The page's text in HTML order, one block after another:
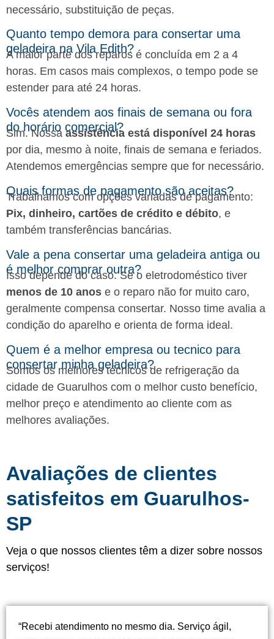
necessário, substituição de peças.
Quanto tempo demora para consertar uma
geladeira na Vila Edith?
A maior parte dos reparos é concluída em 2 a 4
horas. Em casos mais complexos, o tempo pode se
estender para até 24 horas.
Vocês atendem aos finais de semana ou fora
do horário comercial?
Sim. Nossa assistência está disponível 24 horas
por dia, mesmo à noite, finais de semana e feriados.
Atendemos emergências sempre que for necessário.
Quais formas de pagamento são aceitas?
Trabalhamos com opções variadas de pagamento:
Pix, dinheiro, cartões de crédito e débito, e
também transferências bancárias.
Vale a pena consertar uma geladeira antiga ou
é melhor comprar outra?
Isso depende do caso. Se o eletrodoméstico tiver
menos de 10 anos e o reparo não for muito caro,
geralmente compensa consertar. Nosso time avalia a
condição do aparelho e orienta de forma ideal.
Quem é a melhor empresa ou tecnico para
consertar minha geladeira?
Somos os melhores técnicos de refrigeração da
cidade de Guarulhos com o melhor custo benefício,
melhor preço e atendimento ao cliente com as
melhores avaliações.
Avaliações de clientes
satisfeitos em Guarulhos-
SP
Veja o que nossos clientes têm a dizer sobre nossos
serviços!
“Recebi atendimento no mesmo dia. Serviço ágil,